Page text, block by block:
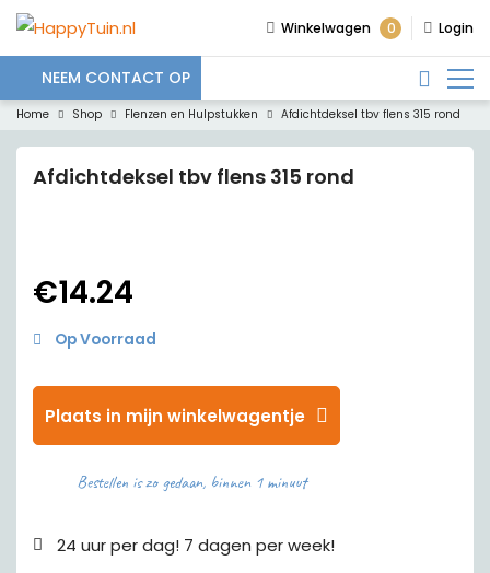
Winkelwagen 0 Login
NEEM CONTACT OP
Home Shop Flenzen en Hulpstukken Afdichtdeksel tbv flens 315 rond
Afdichtdeksel tbv flens 315 rond
€14.24
Op Voorraad
Plaats in mijn winkelwagentje
Bestellen is zo gedaan, binnen 1 minuut
24 uur per dag! 7 dagen per week!